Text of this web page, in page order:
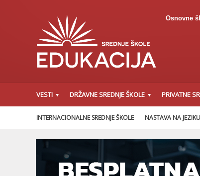
Osnovne
VESTI DRŽAVNE SREDNJE ŠKOLE PRIVATNE
INTERNACIONALNE SREDNJE ŠKOLE NASTAVA NA